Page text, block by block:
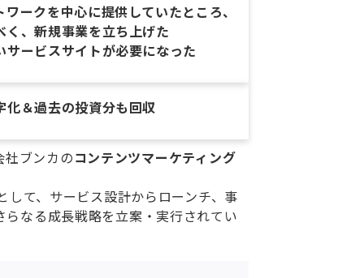
ークを中心に提供していたところ、
、新規事業を立ち上げた
ービスサイトが必要になった
化＆過去の投資分も回収
ブンカのコンテンツマーケティング
て、サービス設計からローンチ、事
なる成長戦略を立案・実行されてい